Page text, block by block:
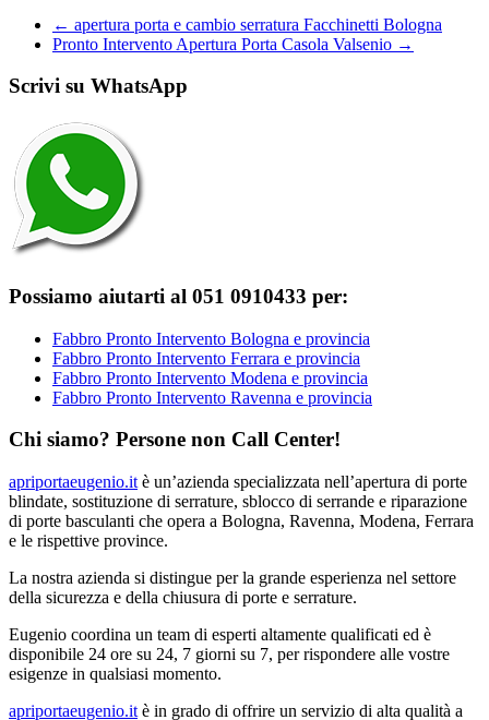
← apertura porta e cambio serratura Facchinetti Bologna
Pronto Intervento Apertura Porta Casola Valsenio →
Scrivi su WhatsApp
Possiamo aiutarti al 051 0910433 per:
Fabbro Pronto Intervento Bologna e provincia
Fabbro Pronto Intervento Ferrara e provincia
Fabbro Pronto Intervento Modena e provincia
Fabbro Pronto Intervento Ravenna e provincia
Chi siamo? Persone non Call Center!
apriportaeugenio.it è un’azienda specializzata nell’apertura di porte
blindate, sostituzione di serrature, sblocco di serrande e riparazione
di porte basculanti che opera a Bologna, Ravenna, Modena, Ferrara
e le rispettive province.
La nostra azienda si distingue per la grande esperienza nel settore
della sicurezza e della chiusura di porte e serrature.
Eugenio coordina un team di esperti altamente qualificati ed è
disponibile 24 ore su 24, 7 giorni su 7, per rispondere alle vostre
esigenze in qualsiasi momento.
apriportaeugenio.it è in grado di offrire un servizio di alta qualità a